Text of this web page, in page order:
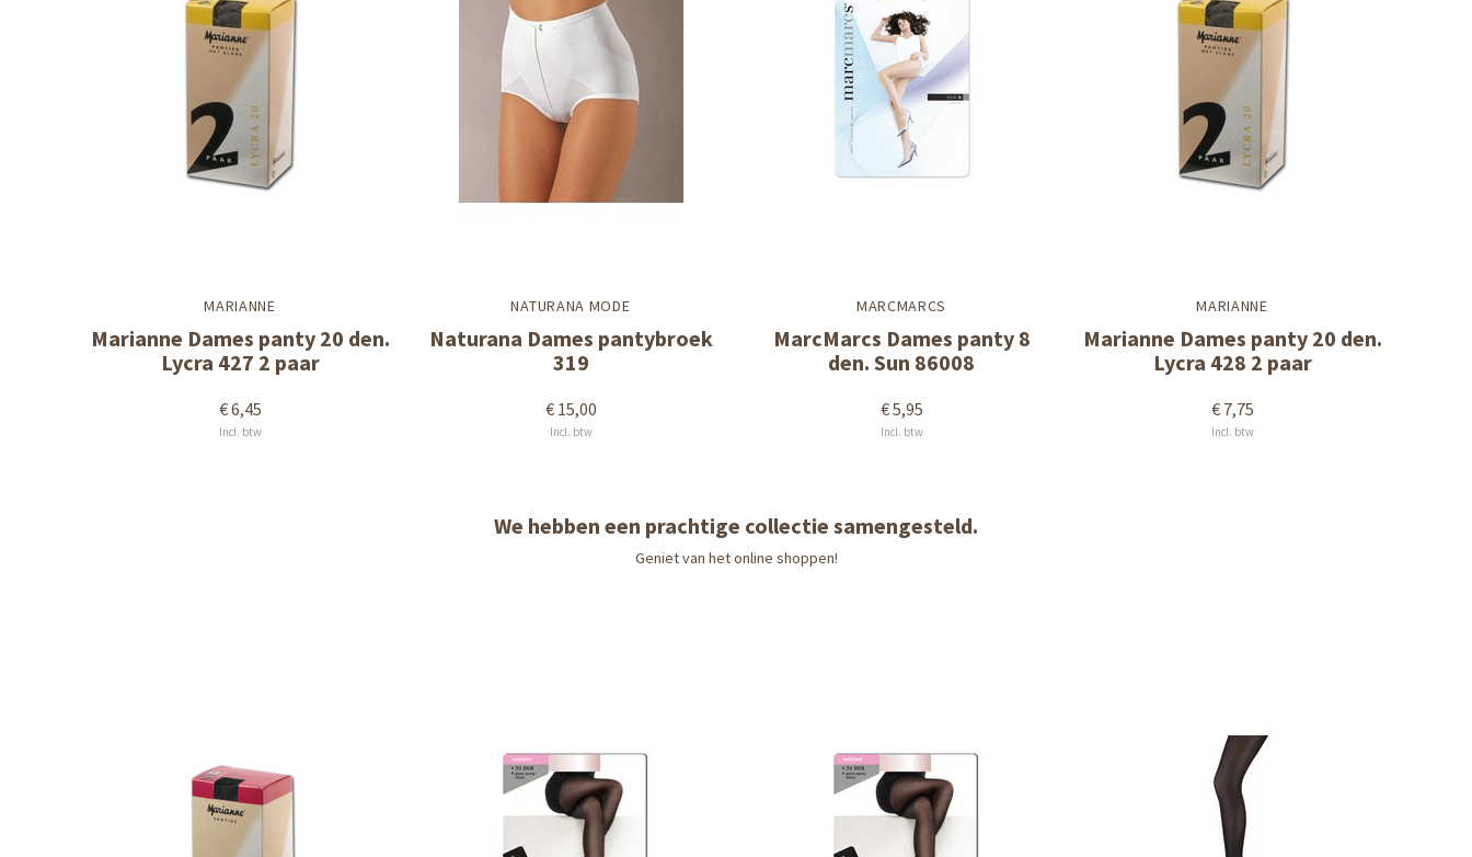
MARIANNE
Marianne Dames panty 20 den.
Lycra 427 2 paar
€ 6,45
Incl. btw
NATURANA MODE
Naturana Dames pantybroek
319
€ 15,00
Incl. btw
MARCMARCS
MarcMarcs Dames panty 8
den. Sun 86008
€ 5,95
Incl. btw
MARIANNE
Marianne Dames panty 20 den.
Lycra 428 2 paar
€ 7,75
Incl. btw
We hebben een prachtige collectie samengesteld.
Geniet van het online shoppen!